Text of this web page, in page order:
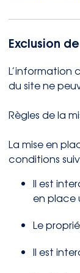
Exclusion
L’information
du site ne
Règles de la
La mise en
conditions
Il est
en place
Le
Il est